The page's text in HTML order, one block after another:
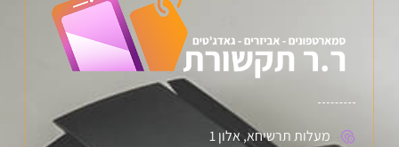
מעלות תרשיחא, אלון 1